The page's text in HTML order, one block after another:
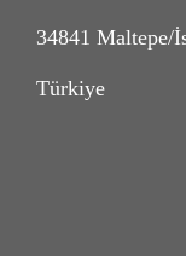
34841 Maltepe/
Türkiye